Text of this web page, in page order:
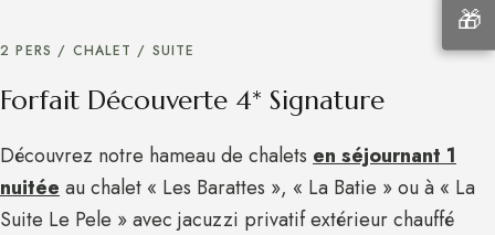
2 PERS / CHALET / SUITE​
Forfait Découverte 4* Signature
Découvrez notre hameau de chalets en séjournant 1
nuitée au chalet « Les Barattes », « La Batie » ou à « La
Suite Le Pele » avec jacuzzi privatif extérieur chauffé
🎁